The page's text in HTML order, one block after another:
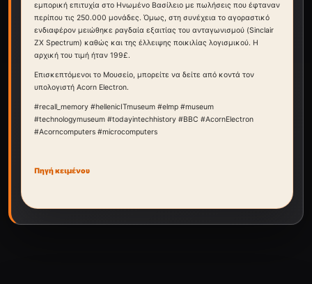
εμπορική επιτυχία στο Ηνωμένο Βασίλειο με πωλήσεις που έφταναν
περίπου τις 250.000 μονάδες. Όμως, στη συνέχεια το αγοραστικό
ενδιαφέρον μειώθηκε ραγδαία εξαιτίας του ανταγωνισμού (Sinclair
ZX Spectrum) καθώς και της έλλειψης ποικιλίας λογισμικού. Η
αρχική του τιμή ήταν 199£.
Επισκεπτόμενοι το Μουσείο, μπορείτε να δείτε από κοντά τον
υπολογιστή Acorn Electron.
#recall_memory #hellenicITmuseum #elmp #museum
#technologymuseum #todayintechhistory #BBC #AcornElectron
#Acorncomputers #microcomputers
Πηγή κειμένου